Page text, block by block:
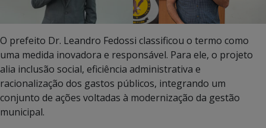
O prefeito Dr. Leandro Fedossi classificou o termo como
uma medida inovadora e responsável. Para ele, o projeto
alia inclusão social, eficiência administrativa e
racionalização dos gastos públicos, integrando um
conjunto de ações voltadas à modernização da gestão
municipal.